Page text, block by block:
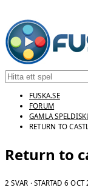
FUSKA.SE
FORUM
GAMLA
RETURN TO
Return to
2 SVAR · STARTAD 6 OCT